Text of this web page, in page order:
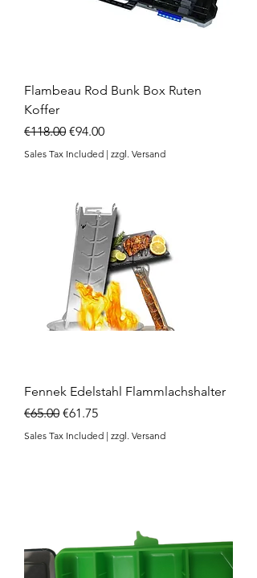
Flambeau Rod Bunk Box Ruten
Koffer
Regular Price
€118.00 Sale Price
€94.00
Sales Tax Included | zzgl. Versand
Fennek Edelstahl Flammlachshalter
Regular Price
€65.00 Sale Price
€61.75
Sales Tax Included | zzgl. Versand